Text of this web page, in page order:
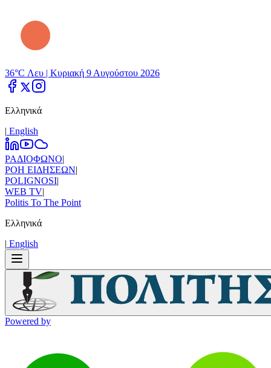
36°C Λευ | Κυριακή 9 Αυγούστου 2026
Ελληνικά
| Εnglish
ΡΑΔΙΟΦΩΝΟ|
ΡΟΗ ΕΙΔΗΣΕΩΝ|
POLIGNOSI|
WEB TV|
Politis To The Point
Ελληνικά
| Εnglish
Powered by